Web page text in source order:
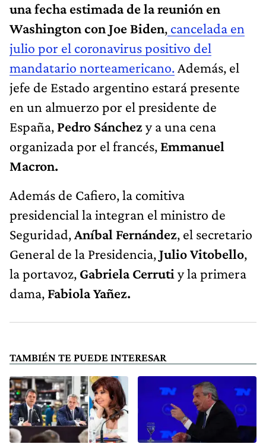
una fecha estimada de la reunión en
Washington con Joe Biden, cancelada en
julio por el coronavirus positivo del
mandatario norteamericano. Además, el
jefe de Estado argentino estará presente
en un almuerzo por el presidente de
España, Pedro Sánchezy a una cena
organizada por el francés, Emmanuel
Macron.
Además de Cafiero, la comitiva
presidencial la integran el ministro de
Seguridad,Aníbal Fernández, el secretario
General de la Presidencia,Julio Vitobello,
la portavoz, Gabriela Cerruti y la primera
dama, Fabiola Yañez.
TAMBIÉN TE PUEDE INTERESAR